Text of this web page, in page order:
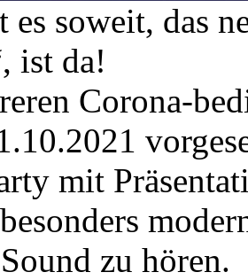
es soweit, das
ist da!
Corona-
mit
zu hören.